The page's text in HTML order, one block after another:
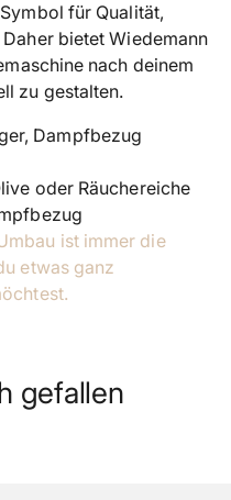
für Qualität,
bietet Wiedemann
nach deinem
zu gestalten.
Dampfbezug
oder Räuchereiche
ist immer die
etwas ganz
gefallen